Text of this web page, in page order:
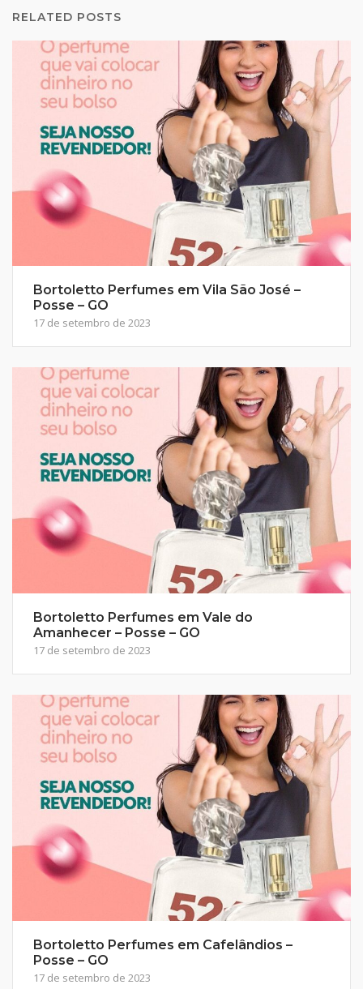
RELATED POSTS
Bortoletto Perfumes em Vila São José –
Posse – GO
17 de setembro de 2023
Bortoletto Perfumes em Vale do
Amanhecer – Posse – GO
17 de setembro de 2023
Bortoletto Perfumes em Cafelândios –
Posse – GO
17 de setembro de 2023